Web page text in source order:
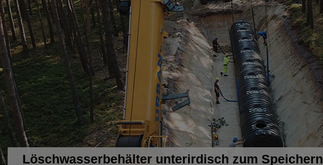
Löschwasserbehälter unterirdisch zum Speichern